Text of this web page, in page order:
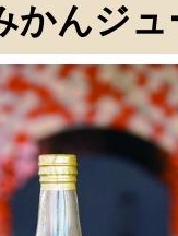
かんジュ